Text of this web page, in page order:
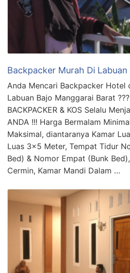
Backpacker Murah Di Labuan
Anda Mencari Backpacker Hotel
Labuan Bajo Manggarai Barat
BACKPACKER & KOS Selalu
ANDA !!! Harga Bermalam
Maksimal, diantaranya Kamar
Luas 3×5 Meter, Tempat Tidur
Bed) & Nomor Empat (Bunk
Cermin, Kamar Mandi Dalam …